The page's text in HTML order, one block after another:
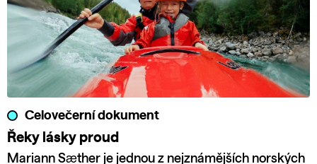
Celovečerní dokument
Řeky lásky proud
Mariann Sæther je jednou z nejznámějších norských